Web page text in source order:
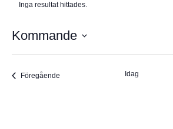
N
i
Inga resultat hittades.
Kommande
FöregåendeEvenemang Idag